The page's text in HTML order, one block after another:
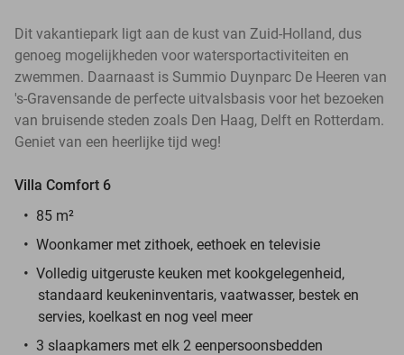
Dit vakantiepark ligt aan de kust van Zuid-Holland, dus
genoeg mogelijkheden voor watersportactiviteiten en
zwemmen. Daarnaast is Summio Duynparc De Heeren van
's-Gravensande de perfecte uitvalsbasis voor het bezoeken
van bruisende steden zoals Den Haag, Delft en Rotterdam.
Geniet van een heerlijke tijd weg!
Villa Comfort 6
85 m²
Woonkamer met zithoek, eethoek en televisie
Volledig uitgeruste keuken met kookgelegenheid,
standaard keukeninventaris, vaatwasser, bestek en
servies, koelkast en nog veel meer
3 slaapkamers met elk 2 eenpersoonsbedden